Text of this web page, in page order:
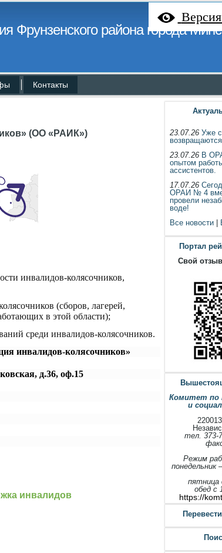
Фрунзенского района города
Контакты
(ОО «РАИК»)
инвалидов-колясочников,
(сборов, лагерей,
в этой области);
среди инвалидов-колясочников.
инвалидов-колясочников»
д.36, оф.15
инвалидов
23.07.26Уже
23.07.26 В
опытом
ассистентов.
17.07.26
ОРАИ № 4
провели
воде!
Все новости
Портал
Свой
Комитет по
и
тел. 373-
Режим
понедельник
пятница
обед с
https://